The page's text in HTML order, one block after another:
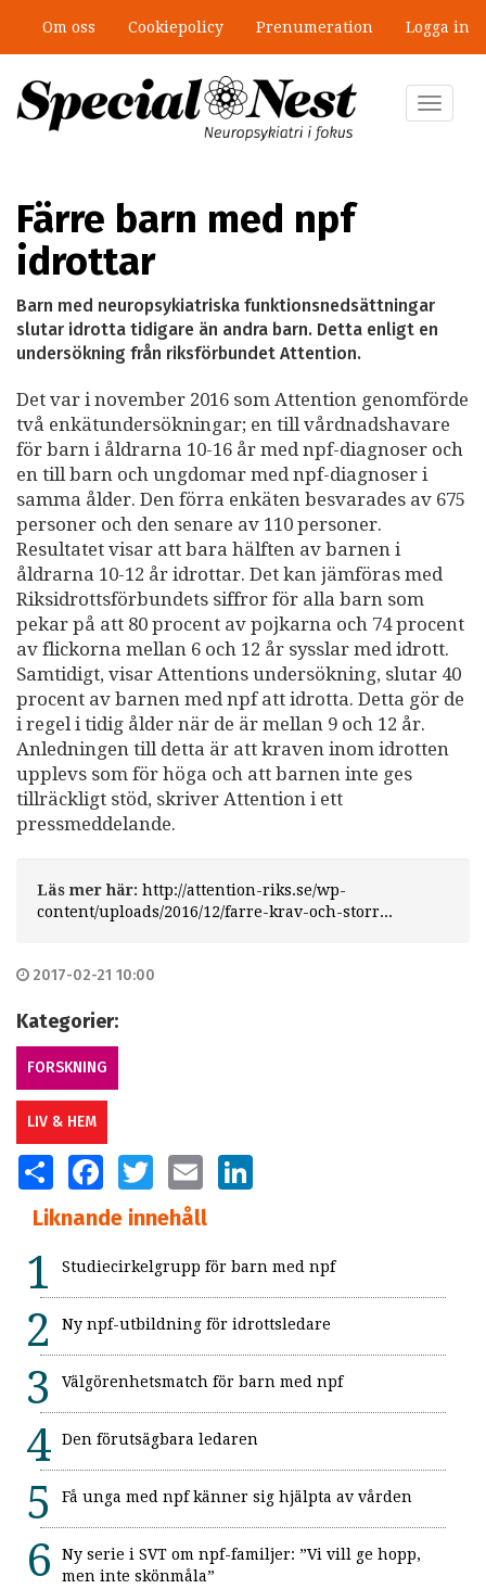
huvudinnehåll
Om oss Cookiepolicy Prenumeration Logga in
Toggle
Färre barn med npf
idrottar
Barn med neuropsykiatriska funktionsnedsättningar
slutar idrotta tidigare än andra barn. Detta enligt en
undersökning från riksförbundet Attention.
Det var i november 2016 som Attention genomförde
två enkätundersökningar; en till vårdnadshavare
för barn i åldrarna 10-16 år med npf-diagnoser och
en till barn och ungdomar med npf-diagnoser i
samma ålder. Den förra enkäten besvarades av 675
personer och den senare av 110 personer.
Resultatet visar att bara hälften av barnen i
åldrarna 10-12 år idrottar. Det kan jämföras med
Riksidrottsförbundets siffror för alla barn som
pekar på att 80 procent av pojkarna och 74 procent
av flickorna mellan 6 och 12 år sysslar med idrott.
Samtidigt, visar Attentions undersökning, slutar 40
procent av barnen med npf att idrotta. Detta gör de
i regel i tidig ålder när de är mellan 9 och 12 år.
Anledningen till detta är att kraven inom idrotten
upplevs som för höga och att barnen inte ges
tillräckligt stöd, skriver Attention i ett
pressmeddelande.
Läs mer här: http://attention-riks.se/wp-
content/uploads/2016/12/farre-krav-och-storr...
2017-02-21 10:00
Kategorier:
FORSKNING
LIV & HEM
SHARE FACEBOOKTWITTER EMAIL
Liknande innehåll
Studiecirkelgrupp för barn med npf
Ny npf-utbildning för idrottsledare
Välgörenhetsmatch för barn med npf
Den förutsägbara ledaren
Få unga med npf känner sig hjälpta av vården
Ny serie i SVT om npf-familjer: ”Vi vill ge hopp,
men inte skönmåla”
”Jobbet gick bra – just därför togs
stödet bort”